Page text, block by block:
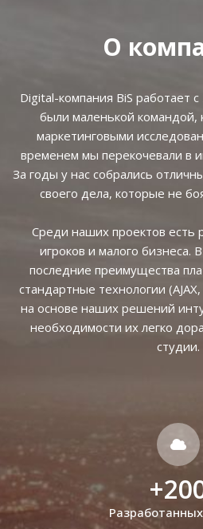
О
Digital-компания BiS работает
были маленькой командой,
маркетинговыми
временем мы перекочевали в
За годы у нас собрались
своего дела, которые не
Среди наших проектов есть
игроков и малого бизнеса.
последние преимущества
стандартные технологии
на основе наших решений
необходимости их легко
студии.
+